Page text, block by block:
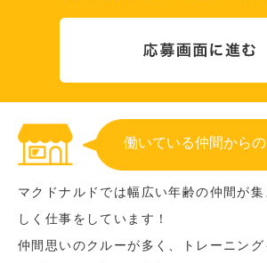
働いている仲間から
マクドナルドでは幅広い年齢の仲間が
しく仕事をしています！
仲間思いのクルーが多く、トレーニン